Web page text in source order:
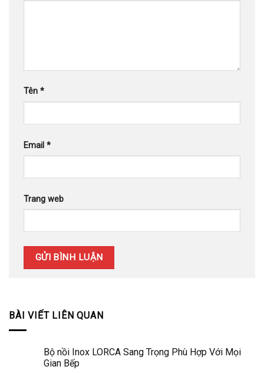
Tên *
Email *
Trang web
BÀI VIẾT LIÊN QUAN
Bộ nồi Inox LORCA Sang Trọng Phù Hợp Với Mọi
Gian Bếp